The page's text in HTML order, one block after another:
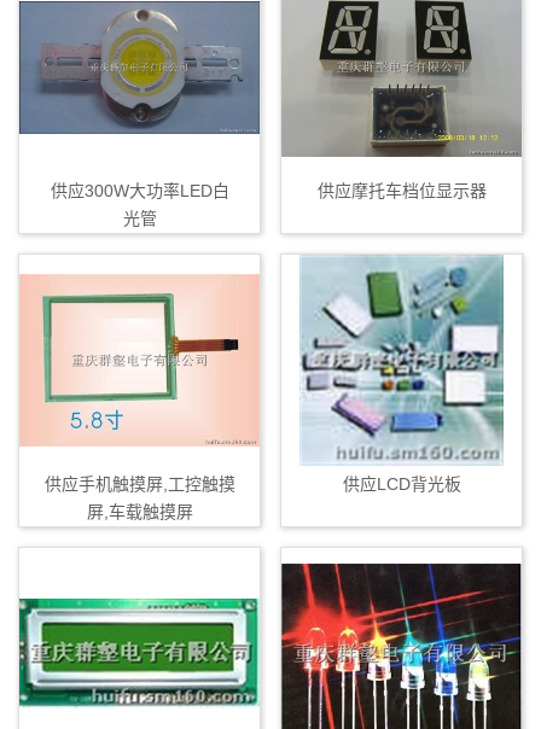
供应300W大功率LED白
光管
供应摩托车档位显示器
供应手机触摸屏,工控触摸
屏,车载触摸屏
供应LCD背光板